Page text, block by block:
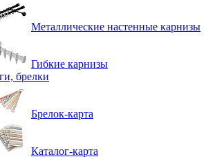
Металлические настенные карнизы
Гибкие карнизы
брелки
Брелок-карта
Каталог-карта